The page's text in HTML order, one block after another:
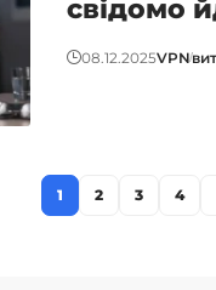
свідомо
08.12.2025VPN
1 2 3 4